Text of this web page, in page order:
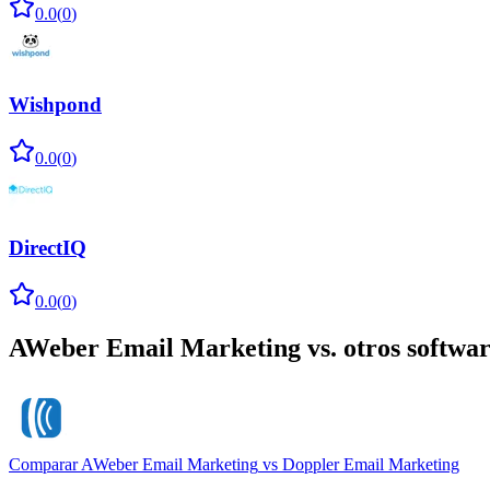
0.0(0)
Wishpond
0.0(0)
DirectIQ
0.0(0)
AWeber Email Marketing vs. otros
Comparar AWeber Email Marketing vs Doppler Email Marketing